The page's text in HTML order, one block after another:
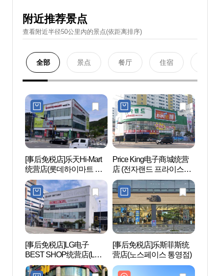
附近推荐景点
查看附近半径50公里內的景点(依距离排序)
全部 景点 餐厅 住宿
[事后免税店]乐天Hi-Mart
统营店(롯데하이마트 통
영점)
Price King电子商城统营
店 (전자랜드 프라이스킹
통영점)
[事后免税店]LG电子
BEST SHOP统营店(LG전
자 베스트샵 통영점)
[事后免税店]乐斯菲斯统
营店(노스페이스 통영점)